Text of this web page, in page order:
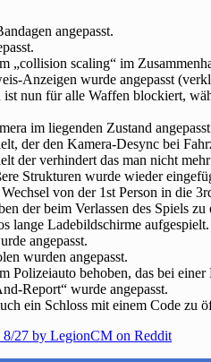
angepasst.
„collision scaling“ im
Anzeigen wurde angepasst
ist nun für alle Waffen blockiert,
im liegenden Zustand
der den Kamera-Desync bei
der verhindert das man nicht
Strukturen wurde wieder
von der 1st Person in die
der beim Verlassen des Spiels
lange Ladebildschirme aufgespielt.
angepasst.
wurden angepasst.
Polizeiauto behoben, das bei
Report“ wurde angepasst.
ein Schloss mit einem Code zu
8/27 by LegionCM on Reddit